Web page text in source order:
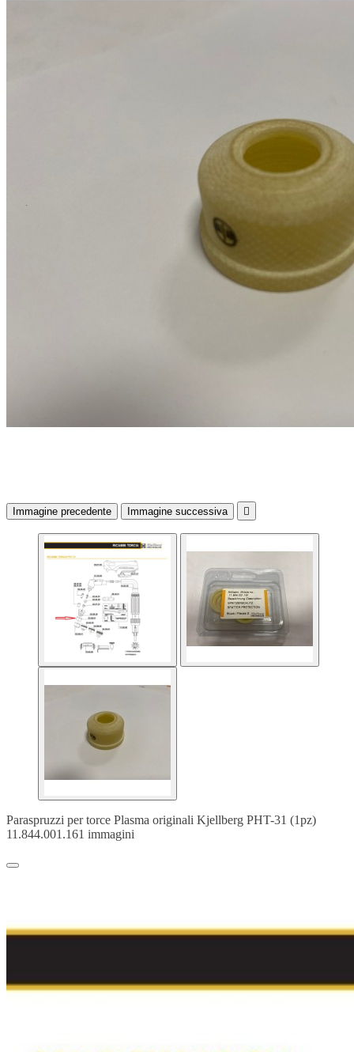
Immagine precedente Immagine successiva 
Paraspruzzi per torce Plasma originali Kjellberg PHT-31 (1pz)
11.844.001.161 immagini